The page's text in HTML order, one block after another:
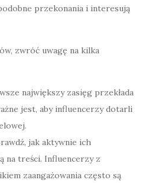
przekonania i interesują
zwróć uwagę na kilka
największy zasięg przekłada
jest, aby influencerzy dotarli
jak aktywnie ich
na treści. Influencerzy z
zaangażowania często są